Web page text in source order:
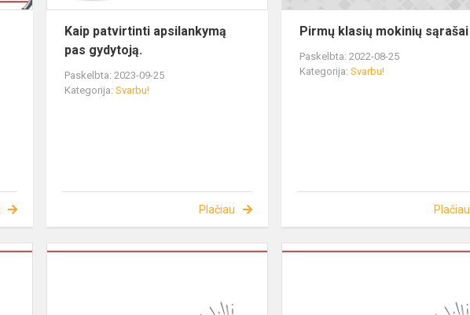
Kaip patvirtinti apsilankymą
pas gydytoją.
Paskelbta: 2023-09-25
Kategorija:Svarbu!
Plačiau
Pirmų klasių mokinių sąrašai
Paskelbta: 2022-08-25
Kategorija:Svarbu!
Plačiau